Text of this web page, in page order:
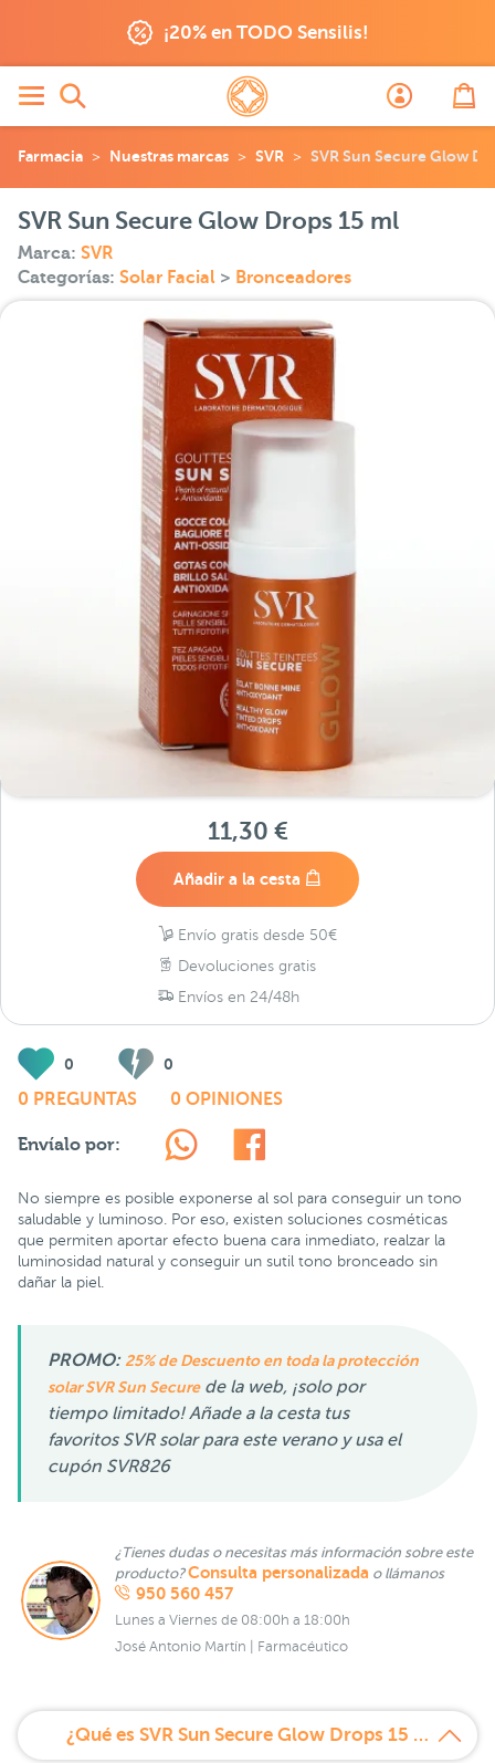
¡20% en TODO Sensilis!
Farmacia Nuestras marcas SVR SVR Sun Secure Glow
SVR Sun Secure Glow Drops 15 ml
Marca: SVR
Categorías: Solar Facial > Bronceadores
11,30 €
Añadir a la cesta
Envío gratis desde 50€
Devoluciones gratis
Envíos en 24/48h
0 0
0 PREGUNTAS 0 OPINIONES
Envíalo por:
No siempre es posible exponerse al sol para conseguir un tono
saludable y luminoso. Por eso, existen soluciones cosméticas
que permiten aportar efecto buena cara inmediato, realzar la
luminosidad natural y conseguir un sutil tono bronceado sin
dañar la piel.
PROMO: 25% de Descuento en toda la protección
solar SVR Sun Securede la web, ¡solo por
tiempo limitado! Añade a la cesta tus
favoritos SVR solar para este verano y usa el
cupón SVR826
¿Tienes dudas o necesitas más información sobre este
producto?Consulta personalizada o llámanos
950 560 457
Lunes a Viernes de 08:00h a 18:00h
José Antonio Martín | Farmacéutico
¿Qué es SVR Sun Secure Glow Drops 15 ml?